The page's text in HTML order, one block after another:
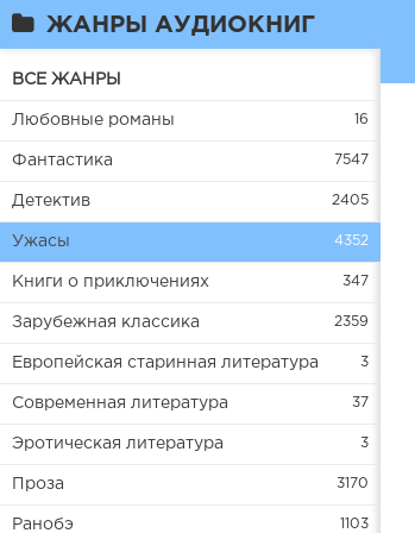
ЖАНРЫ АУДИОКНИГ
ВСЕ ЖАНРЫ
Любовные романы 16
Фантастика 7547
Детектив 2405
Ужасы 4352
Книги о приключениях 347
Зарубежная классика 2359
Европейская старинная литература 3
Современная литература 37
Эротическая литература 3
Проза 3170
Ранобэ 1103